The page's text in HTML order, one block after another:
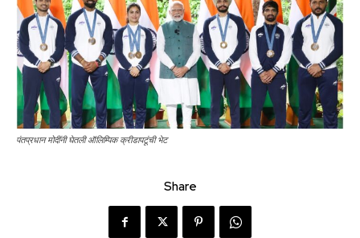
पंतप्रधान मोदींनी घेतली ऑलिम्पिक क्रीडापटूंची भेट
Share